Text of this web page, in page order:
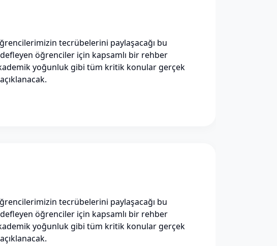
tecrübelerini paylaşacağı bu
öğrenciler için kapsamlı bir rehber
yoğunluk gibi tüm kritik konular gerçek
tecrübelerini paylaşacağı bu
öğrenciler için kapsamlı bir rehber
yoğunluk gibi tüm kritik konular gerçek